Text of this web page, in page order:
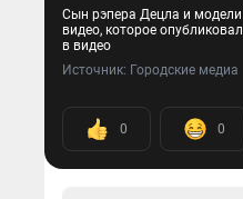
Сын рэпера Децла и модели
видео, которое
в видео
Источник: Городские медиа
0 0